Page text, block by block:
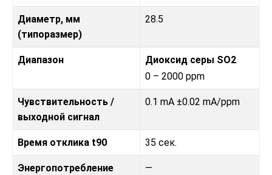
Диаметр, мм
(типоразмер)
28.5
Диапазон
Диоксид серы SO2
0 – 2000 ppm
Чувствительность /
выходной сигнал
0.1 mA ±0.02 mA/ppm
Время отклика t90 35 сек.
Энергопотребление —